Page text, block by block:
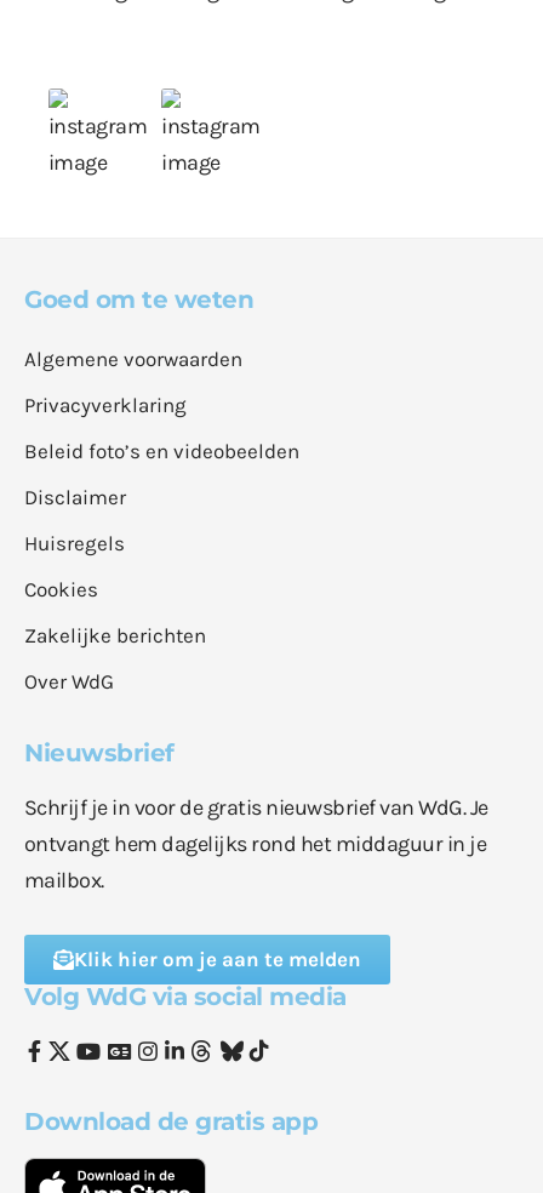
Goed om te weten
Algemene voorwaarden
Privacyverklaring
Beleid foto’s en videobeelden
Disclaimer
Huisregels
Cookies
Zakelijke berichten
Over WdG
Nieuwsbrief
Schrijf je in voor de gratis nieuwsbrief van WdG. Je
ontvangt hem dagelijks rond het middaguur in je
mailbox.
Klik hier om je aan te melden
Volg WdG via social media
Download de gratis app